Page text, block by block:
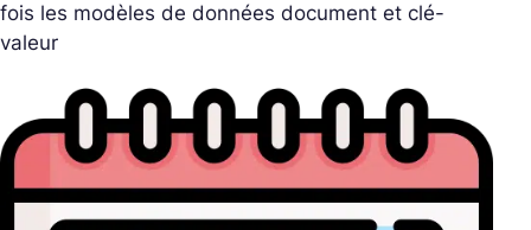
fois les modèles de données document et clé-
valeur